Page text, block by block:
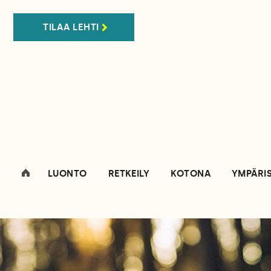
TILAA LEHTI
LUONTO RETKEILY KOTONA